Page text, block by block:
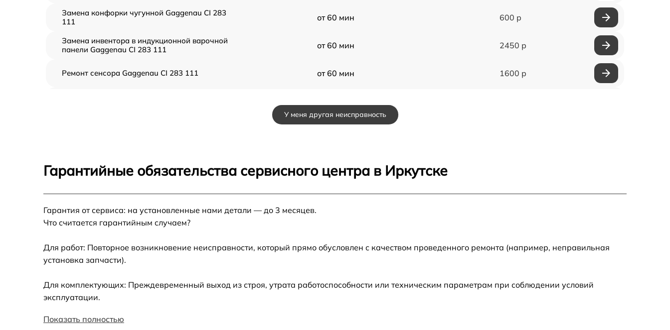
Замена конфорки чугунной Gaggenau CI 283
111
от 60 мин 600 р
Замена инвентора в индукционной варочной
панели Gaggenau CI 283 111
от 60 мин 2450 р
Ремонт сенсора Gaggenau CI 283 111 от 60 мин 1600 р
Замена сенсора Gaggenau CI 283 111
У меня другая неисправность
Гарантийные обязательства сервисного центра в Иркутске
Гарантия от сервиса: на установленные нами детали — до 3 месяцев.
Что считается гарантийным случаем?
Для работ: Повторное возникновение неисправности, который прямо обусловлен с качеством проведенного ремонта (например, неправильная
установка запчасти).
Для комплектующих: Преждевременный выход из строя, утрата работоспособности или техническим параметрам при соблюдении условий
эксплуатации.
Показать полностью